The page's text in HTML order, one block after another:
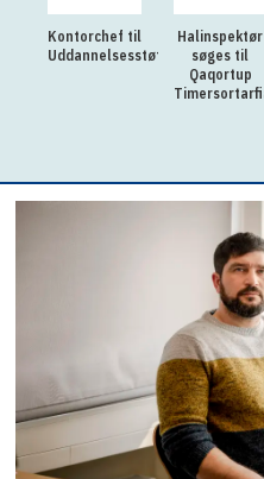
Kontorchef til
Uddannelsesstøtteforvaltningen
Halinspektør
søges til
Qaqortup